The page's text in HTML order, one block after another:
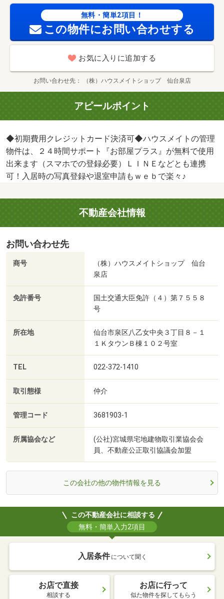
無料・簡単2項目！
この物件にお問い合わせする
お気に入りに追加する
お問い合わせ先 （株）ハウスメイトショップ 仙台泉店
アピールポイント
◆初期費用クレジットカード決済可◆ハウスメイトの管理
物件は、２４時間サポート『お部屋プラス』が無料で使用
出来ます（スマホでの登録必要）ＬＩＮＥなどとも連携
可！入居時の写真登録や退室申請もｗｅｂで楽々♪
不動産会社情報
お問い合わせ先
商号
（株）ハウスメイトショップ 仙台
泉店
免許番号
国土交通大臣免許（４）第７５５８
号
所在地
仙台市泉区八乙女中央３丁目８－１
１ＫタウンＢ棟１０２号室
TEL 022-372-1410
取引態様 仲介
管理コード 3681903-1
所属協会など
(公社)宮城県宅地建物取引業協会会
員、不動産公正取引協議会加盟
この会社の他の物件情報を見る
この不動産会社に相談する
無料・簡単入力2項目
入居条件 について聞く
お店で直接
相談する
お店に行って
似た物件を探してもらう